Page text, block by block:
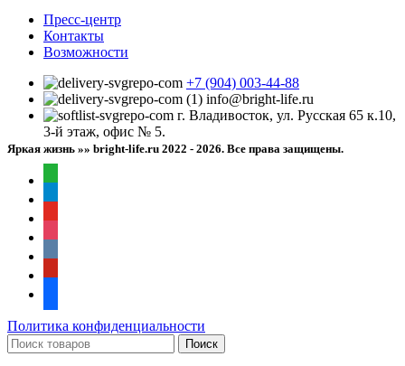
Пресс-центр
Контакты
Возможности
+7 (904) 003-44-88
info@bright-life.ru
г. Владивосток, ул. Русская 65 к.10,
3-й этаж, офис № 5.
Яркая жизнь »» bright-life.ru 2022 - 2026. Все права защищены.
Политика конфиденциальности
Поиск